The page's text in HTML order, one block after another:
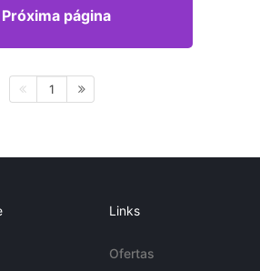
Próxima página
1
Links
Ofertas